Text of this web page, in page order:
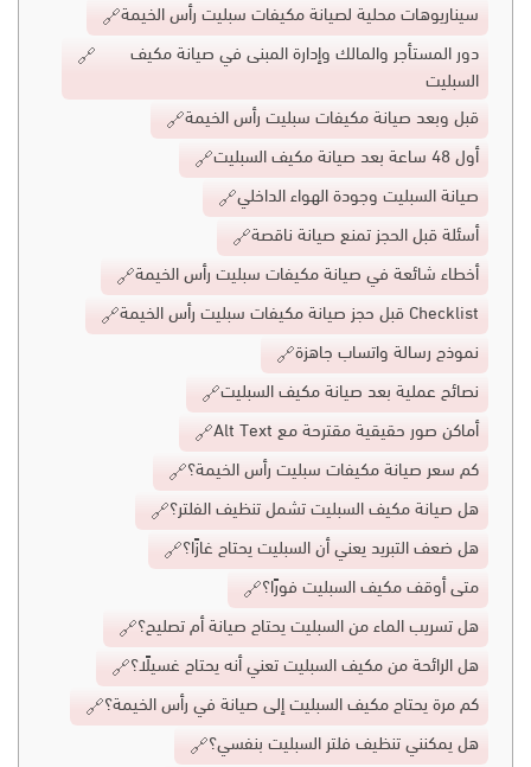
سيناريوهات محلية لصيانة مكيفات سبليت رأس الخيمة
دور المستأجر والمالك وإدارة المبنى في صيانة مكيف
السبليت
قبل وبعد صيانة مكيفات سبليت رأس الخيمة
أول 48 ساعة بعد صيانة مكيف السبليت
صيانة السبليت وجودة الهواء الداخلي
أسئلة قبل الحجز تمنع صيانة ناقصة
أخطاء شائعة في صيانة مكيفات سبليت رأس الخيمة
Checklist قبل حجز صيانة مكيفات سبليت رأس الخيمة
نموذج رسالة واتساب جاهزة
نصائح عملية بعد صيانة مكيف السبليت
أماكن صور حقيقية مقترحة مع Alt Text
كم سعر صيانة مكيفات سبليت رأس الخيمة؟
هل صيانة مكيف السبليت تشمل تنظيف الفلتر؟
هل ضعف التبريد يعني أن السبليت يحتاج غازًا؟
متى أوقف مكيف السبليت فورًا؟
هل تسريب الماء من السبليت يحتاج صيانة أم تصليح؟
هل الرائحة من مكيف السبليت تعني أنه يحتاج غسيلًا؟
كم مرة يحتاج مكيف السبليت إلى صيانة في رأس الخيمة؟
هل يمكنني تنظيف فلتر السبليت بنفسي؟